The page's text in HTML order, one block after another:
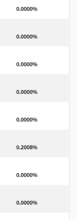
0.0000%
0.0000%
0.0000%
0.0000%
0.0000%
0.2008%
0.0000%
0.0000%